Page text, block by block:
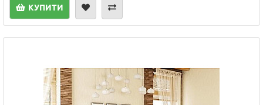
КУПИТИ